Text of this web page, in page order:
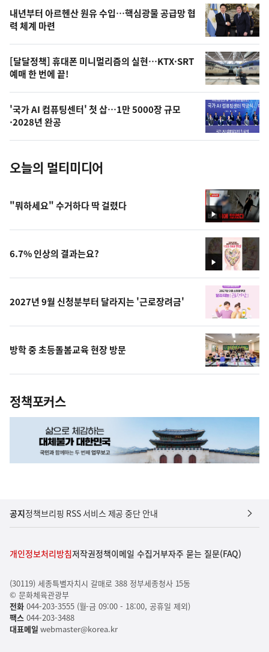
영
상
오
늘
의
사
진
내년부터 아르헨산 원유 수입…핵심광물 공급망 협
력 체계 마련
[달달정책] 휴대폰 미니멀리즘의 실현…KTX·SRT
예매 한 번에 끝!
'국가 AI 컴퓨팅센터' 첫 삽…1만 5000장 규모
·2028년 완공
오늘의 멀티미디어
영
상
"뭐하세요" 수거하다 딱 걸렸다
영
상
6.7% 인상의 결과는요?
2027년 9월 신청분부터 달라지는 '근로장려금'
방학 중 초등돌봄교육 현장 방문
정책포커스
공지정책브리핑 RSS 서비스 제공 중단 안내
개인정보처리방침저작권정책이메일 수집거부자주 묻는 질문(FAQ)
(30119) 세종특별자치시 갈매로 388 정부세종청사 15동
© 문화체육관광부
전화044-203-3555 (월-금 09:00 - 18:00, 공휴일 제외)
팩스044-203-3488
대표메일 webmaster@korea.kr